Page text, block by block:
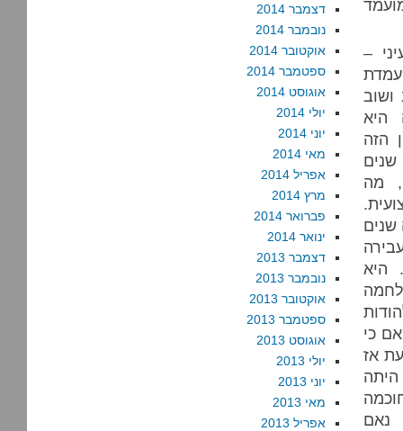
–
ושוב
היא
הזה
שנים
מה
שנים
היא
כי
אז
היתה
נאם
דצמבר 2014
נובמבר 2014
אוקטובר 2014
ספטמבר 2014
אוגוסט 2014
יולי 2014
יוני 2014
מאי 2014
אפריל 2014
מרץ 2014
פברואר 2014
ינואר 2014
דצמבר 2013
נובמבר 2013
אוקטובר 2013
ספטמבר 2013
אוגוסט 2013
יולי 2013
יוני 2013
מאי 2013
אפריל 2013